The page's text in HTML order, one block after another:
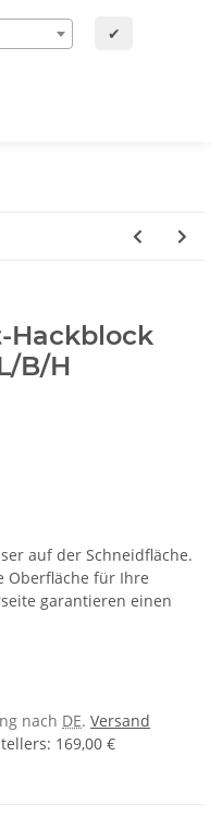
✔
Hackblock
B/H
auf der Schneidfläche.
Oberfläche für Ihre
garantieren einen
nach DE. Versand
: 169,00 €